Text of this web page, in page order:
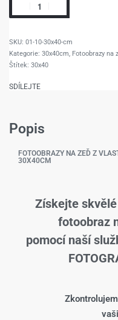
01-10-30x40-cm
Kategorie: 30x40cm, Fotoobrazy na
Štítek: 30x40
SDÍLEJTE
Popis
FOTOOBRAZY NA ZEĎ Z
30X40CM
Získejte
fotoobraz
pomocí naší